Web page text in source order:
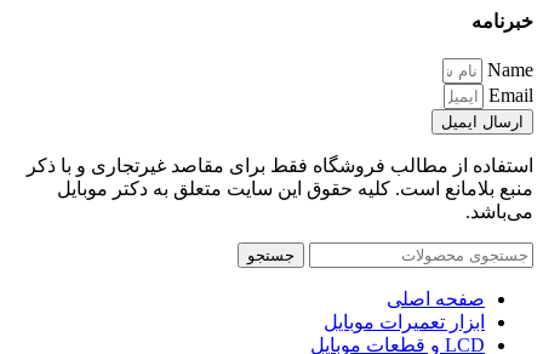
خبرنامه
Name
Email
ارسال ایمیل
استفاده از مطالب فروشگاه فقط برای مقاصد غیرتجاری و با ذکر
منبع بلامانع است. کلیه حقوق این سایت متعلق به دکتر موبایل
می‌باشد.
جستجو
صفحه اصلی
ابزار تعمیرات موبایل
LCD و قطعات موبایل